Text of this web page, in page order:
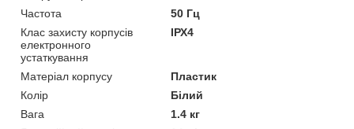
Частота
50 Гц
Клас захисту корпусів
електронного
устаткування
ІРХ4
Матеріал корпусу
Пластик
Колір
Білий
Вага
1.4 кг